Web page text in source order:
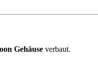
Gehäuse verbaut.